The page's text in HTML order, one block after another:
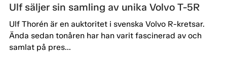
Ulf säljer sin samling av unika Volvo T-5R
Ulf Thorén är en auktoritet i svenska Volvo R-kretsar.
Ända sedan tonåren har han varit fascinerad av och
samlat på pres...